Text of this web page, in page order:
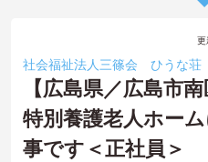
更
社会福祉法人三篠会 ひうな荘
【広島県／広島市
特別養護老人ホー
事です＜正社員＞